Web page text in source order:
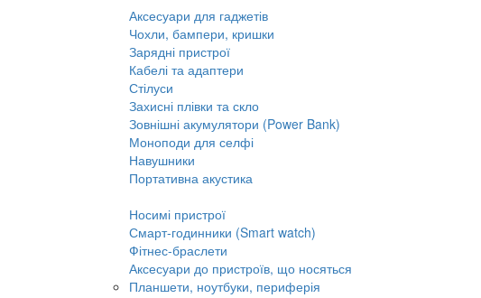
Аксесуари для гаджетів
Чохли, бампери, кришки
Зарядні пристрої
Кабелі та адаптери
Стілуси
Захисні плівки та скло
Зовнішні акумулятори (Power Bank)
Моноподи для селфі
Навушники
Портативна акустика
Носимі пристрої
Смарт-годинники (Smart watch)
Фітнес-браслети
Аксесуари до пристроїв, що носяться
Планшети, ноутбуки, периферія